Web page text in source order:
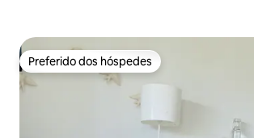
Preferido dos hóspedes
Preferido dos hóspedes